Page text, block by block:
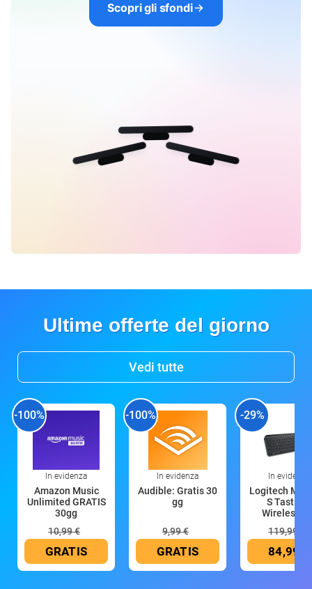
Scopri gli sfondi
Ultime offerte del giorno
Vedi tutte
-100%
In evidenza
Amazon Music
Unlimited GRATIS
30gg
10,99 €
GRATIS
-100%
In evidenza
Audible: Gratis 30
gg
9,99 €
GRATIS
-29%
In evidenza
Logitech MX
S Tastiera
Wireless
119,99 €
84,99 €